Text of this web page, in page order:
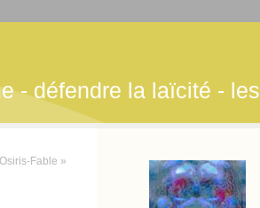
- défendre la laïcité - les
Osiris-Fable »